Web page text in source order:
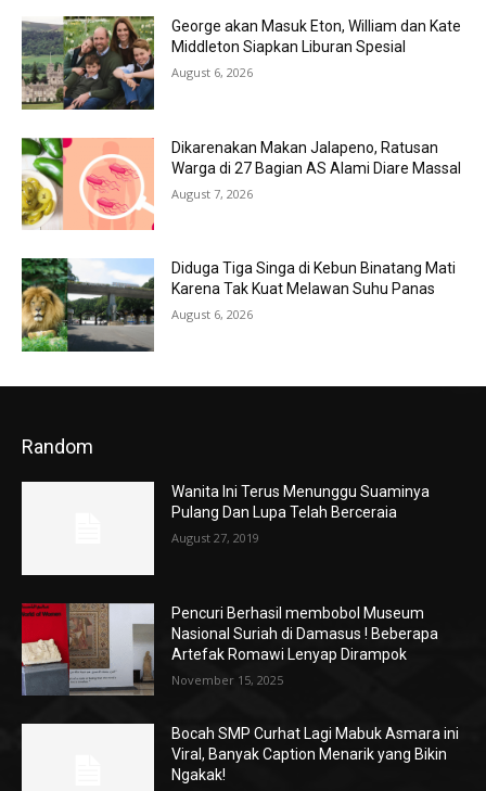
George akan Masuk Eton, William dan Kate
Middleton Siapkan Liburan Spesial
August 6, 2026
Dikarenakan Makan Jalapeno, Ratusan
Warga di 27 Bagian AS Alami Diare Massal
August 7, 2026
Diduga Tiga Singa di Kebun Binatang Mati
Karena Tak Kuat Melawan Suhu Panas
August 6, 2026
Random
Wanita Ini Terus Menunggu Suaminya
Pulang Dan Lupa Telah Berceraia
August 27, 2019
Pencuri Berhasil membobol Museum
Nasional Suriah di Damasus ! Beberapa
Artefak Romawi Lenyap Dirampok
November 15, 2025
Bocah SMP Curhat Lagi Mabuk Asmara ini
Viral, Banyak Caption Menarik yang Bikin
Ngakak!